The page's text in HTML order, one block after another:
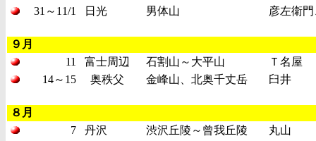
31～11/1
日光 男体山 彦左衛
９月
11
富士周辺 石割山～大平山
Ｔ名屋
14～15
奥秩父 金峰山、北奥千丈岳 臼井
８月
7
丹沢 渋沢丘陵～曾我丘陵
丸山